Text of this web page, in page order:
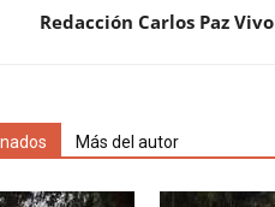
Redacción Carlos Paz Vivo
Más del autor